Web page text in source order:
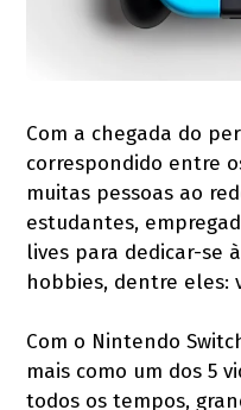
Com a chegada do
correspondido entre
muitas pessoas ao
estudantes,
lives para dedicar-se
hobbies, dentre eles:
Com o Nintendo
mais como um dos 5
todos os tempos,